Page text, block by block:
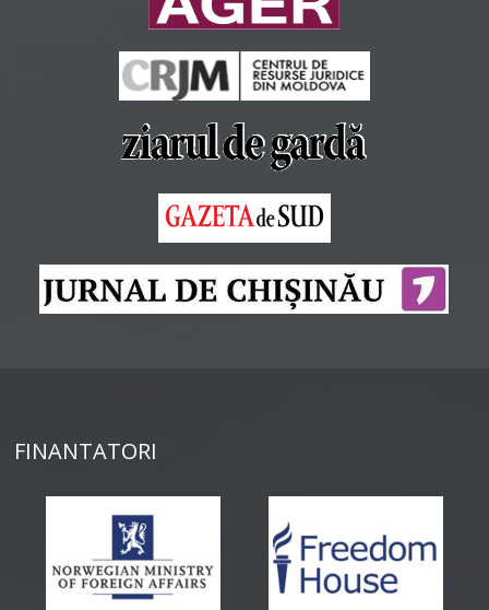
FINANTATORI